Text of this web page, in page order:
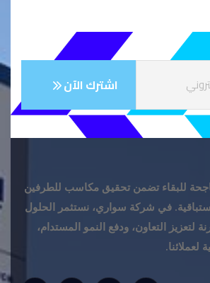
للبقاء تضمن تحقيق مكاسب للطرفين
في شركة سواري، نستثمر الحلول
لتعزيز التعاون، ودفع النمو المستدام،
لعملائنا.